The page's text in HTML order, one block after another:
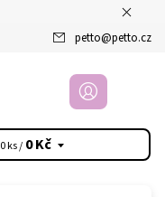
petto@petto.cz
0 ks / 0 Kč